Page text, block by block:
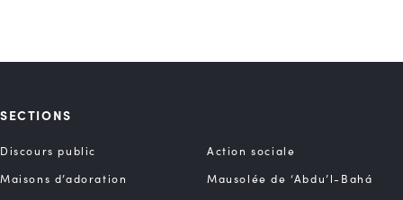
SECTIONS
Discours public
Action sociale
Maisons d’adoration
Mausolée de ‘Abdu’l-Bahá